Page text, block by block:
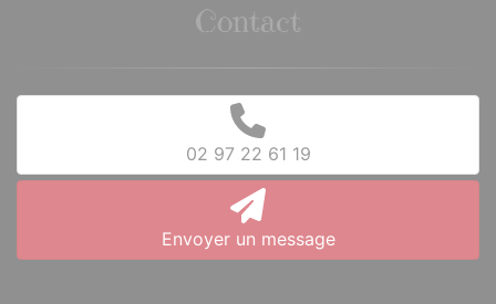
Contact
02 97 22 61 19
Envoyer un message